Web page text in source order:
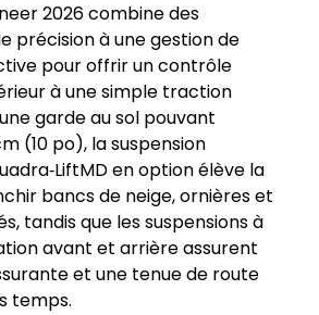
2026 combine des
précision à une gestion de
pour offrir un contrôle
à une simple traction
garde au sol pouvant
(10 po), la suspension
en option élève la
bancs de neige, ornières et
tandis que les suspensions à
avant et arrière assurent
et une tenue de route
temps.